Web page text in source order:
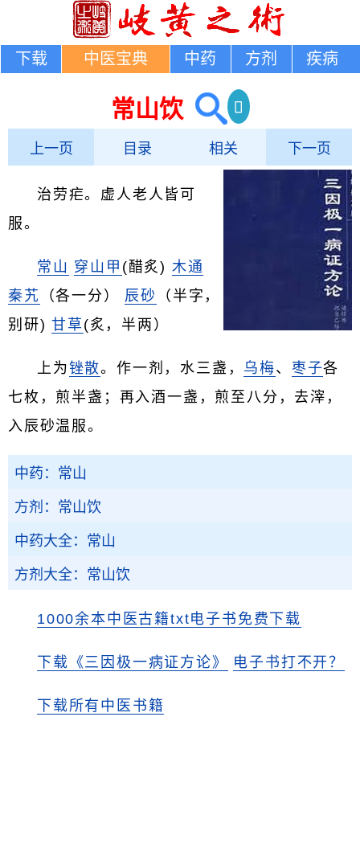
下载 中医宝典 中药 方剂 疾病
常山饮
上一页 目录 相关 下一页
治劳疟。虚人老人皆可
服。
常山 穿山甲 (醋炙) 木通
秦艽
（各一分） 辰砂
（半字，
别研)甘草 (炙，半两）
上为锉散。作一剂，水三盏， 乌梅、 枣子各
七枚，煎半盏；再入酒一盏，煎至八分，去滓，
入辰砂温服。
中药：常山
方剂：常山饮
中药大全：常山
方剂大全：常山饮
1000余本中医古籍txt电子书免费下载
下载《三因极一病证方论》 电子书打不开？
下载所有中医书籍